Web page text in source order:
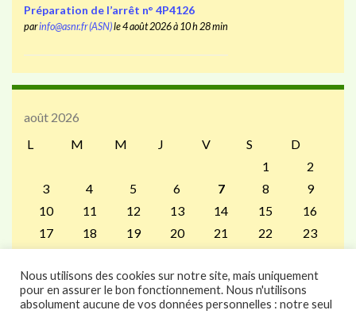
Préparation de l’arrêt n° 4P4126
parinfo@asnr.fr (ASN)le 4 août 2026 à 10 h 28 min
août 2026
L
M M J V S
D
1
2
3
4 5 6 7 8
9
10
11 12 13 14 15
16
17
18 19 20 21 22
23
31
« Juil
Nous utilisons des cookies sur notre site, mais uniquement
pour en assurer le bon fonctionnement. Nous n'utilisons
absolument aucune de vos données personnelles : notre seul